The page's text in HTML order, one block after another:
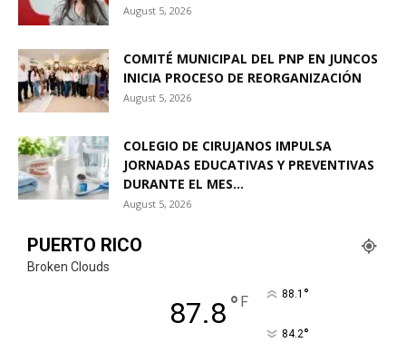
August 5, 2026
COMITÉ MUNICIPAL DEL PNP EN JUNCOS
INICIA PROCESO DE REORGANIZACIÓN
August 5, 2026
COLEGIO DE CIRUJANOS IMPULSA
JORNADAS EDUCATIVAS Y PREVENTIVAS
DURANTE EL MES...
August 5, 2026
PUERTO RICO
Broken Clouds
87.8° F 88.1 °
84.2°